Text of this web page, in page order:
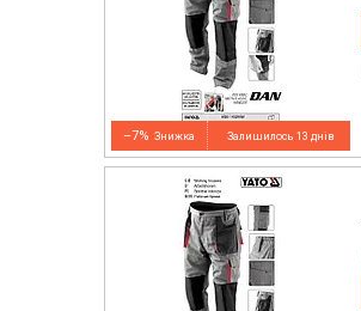
–7% Залишилось 13 днів